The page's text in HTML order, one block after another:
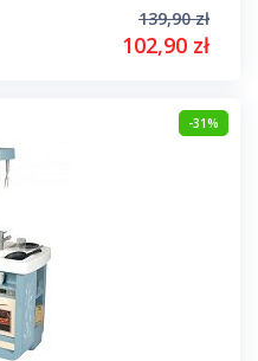
139,90 zł
102,90 zł
-31%